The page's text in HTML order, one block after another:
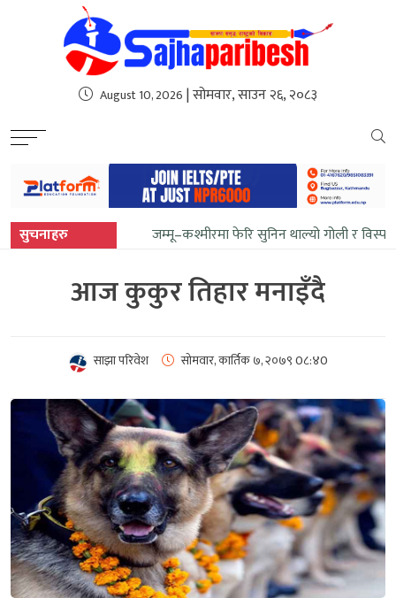
sweet bonanza
August 10, 2026 | सोमवार, साउन २६, २०८३
सुचनाहरु जम्मू–कश्मीरमा फेरि सुनिन थाल्यो गोली र
आज कुकुर तिहार मनाइँदै
साझा परिवेश सोमवार, कार्तिक ७, २०७९0८:४0